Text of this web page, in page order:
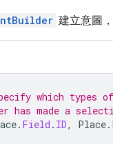
建立意圖
which types
made a
. Field . ID, Place.